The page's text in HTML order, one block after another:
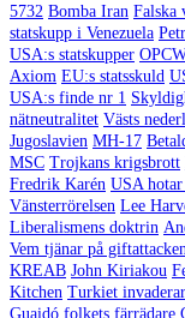
5732 Bomba Iran Falska
statskupp i Venezuela
USA:s statskupper
Axiom EU:s statsskuld
USA:s finde nr 1
nätneutralitet Västs
Jugoslavien MH-17
MSC Trojkans krigsbrott
Fredrik Karén USA hotar
Vänsterrörelsen Lee
Liberalismens doktrin
Vem tjänar på
KREAB John Kiriakou
Kitchen Turkiet
Guaidó folkets färrädare